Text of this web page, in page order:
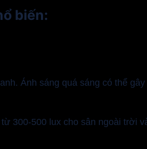
biến:
Ánh sáng quá sáng có thể
300-500 lux cho sân ngoài trời